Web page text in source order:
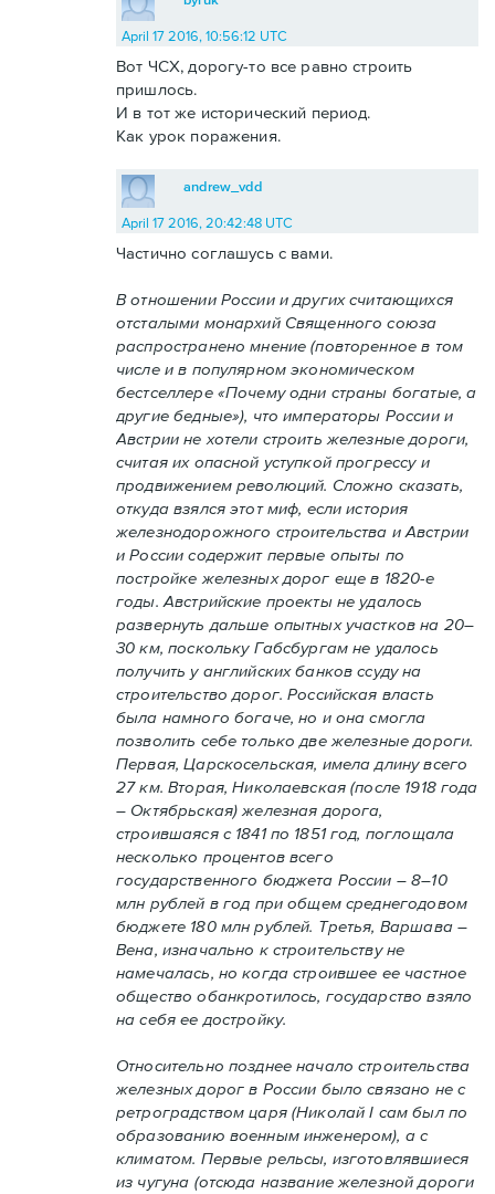
April 17 2016, 10:56:12 UTC
Вот ЧСХ, дорогу-то все равно строить
пришлось.
И в тот же исторический период.
Как урок поражения.
andrew_vdd
April 17 2016, 20:42:48 UTC
Частично соглашусь с вами.
В отношении России и других считающихся
отсталыми монархий Священного союза
распространено мнение (повторенное в том
числе и в популярном экономическом
бестселлере «Почему одни страны богатые, а
другие бедные»), что императоры России и
Австрии не хотели строить железные дороги,
считая их опасной уступкой прогрессу и
продвижением революций. Сложно сказать,
откуда взялся этот миф, если история
железнодорожного строительства и Австрии
и России содержит первые опыты по
постройке железных дорог еще в 1820-е
годы. Австрийские проекты не удалось
развернуть дальше опытных участков на 20–
30 км, поскольку Габсбургам не удалось
получить у английских банков ссуду на
строительство дорог. Российская власть
была намного богаче, но и она смогла
позволить себе только две железные дороги.
Первая, Царскосельская, имела длину всего
27 км. Вторая, Николаевская (после 1918 года
– Октябрьская) железная дорога,
строившаяся с 1841 по 1851 год, поглощала
несколько процентов всего
государственного бюджета России – 8–10
млн рублей в год при общем среднегодовом
бюджете 180 млн рублей. Третья, Варшава –
Вена, изначально к строительству не
намечалась, но когда строившее ее частное
общество обанкротилось, государство взяло
на себя ее достройку.
Относительно позднее начало строительства
железных дорог в России было связано не с
ретроградством царя (Николай I сам был по
образованию военным инженером), а с
климатом. Первые рельсы, изготовлявшиеся
из чугуна (отсюда название железной дороги